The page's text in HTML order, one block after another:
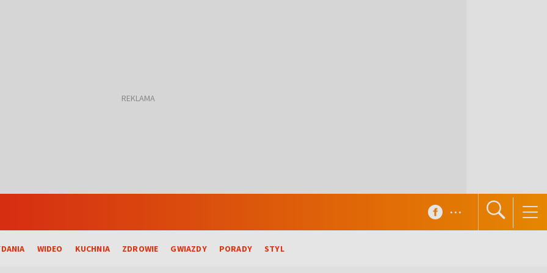
WIDEO KUCHNIA ZDROWIE GWIAZDY PORADY STYL
...